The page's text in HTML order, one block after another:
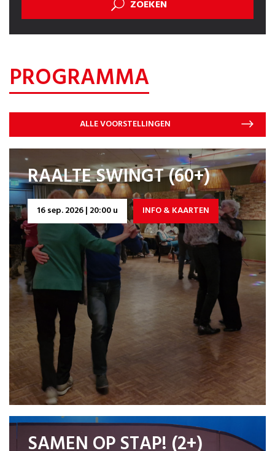
ZOEKEN
PROGRAMMA
ALLE VOORSTELLINGEN
RAALTE SWINGT (60+)
16 sep. 2026 | 20:00 u INFO & KAARTEN
SAMEN OP STAP! (2+)